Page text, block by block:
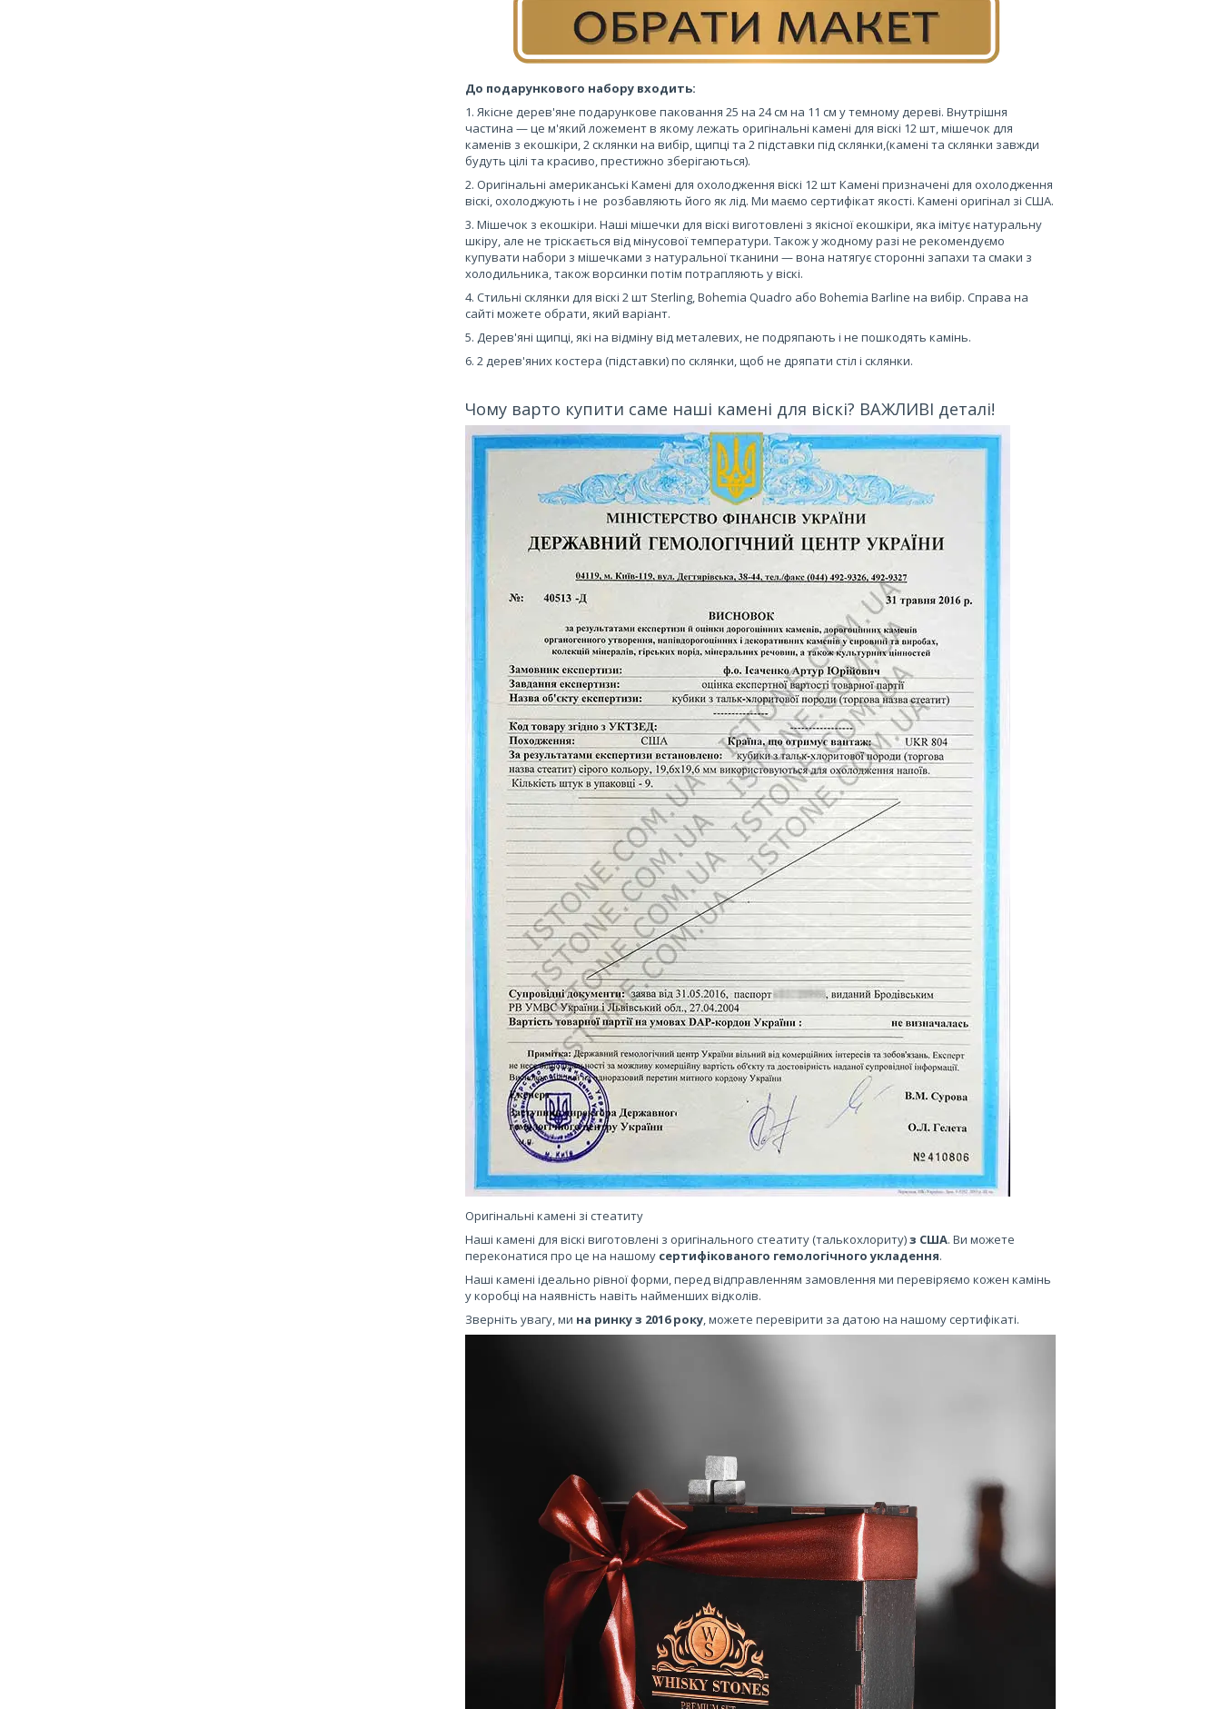
До подарункового набору входить:
1. Якісне дерев'яне подарункове паковання 25 на 24 см на 11 см у темному дереві. Внутрішня
частина — це м'який ложемент в якому лежать оригінальні камені для віскі 12 шт, мішечок для
каменів з екошкіри, 2 склянки на вибір, щипці та 2 підставки під склянки,(камені та склянки завжди
будуть цілі та красиво, престижно зберігаються).
2. Оригінальні американські Камені для охолодження віскі 12 шт Камені призначені для охолодження
віскі, охолоджують і не розбавляють його як лід. Ми маємо сертифікат якості. Камені оригінал зі США.
3. Мішечок з екошкіри. Наші мішечки для віскі виготовлені з якісної екошкіри, яка імітує натуральну
шкіру, але не тріскається від мінусової температури. Також у жодному разі не рекомендуємо
купувати набори з мішечками з натуральної тканини — вона натягує сторонні запахи та смаки з
холодильника, також ворсинки потім потрапляють у віскі.
4. Стильні склянки для віскі 2 шт Sterling, Bohemia Quadro або Bohemia Barline на вибір. Справа на
сайті можете обрати, який варіант.
5. Дерев'яні щипці, які на відміну від металевих, не подряпають і не пошкодять камінь.
6. 2 дерев'яних костера (підставки) по склянки, щоб не дряпати стіл і склянки.
Чому варто купити саме наші камені для віскі? ВАЖЛИВІ деталі!
Оригінальні камені зі стеатиту
Наші камені для віскі виготовлені з оригінального стеатиту (талькохлориту)з США. Ви можете
переконатися про це на нашому сертифікованого гемологічного укладення.
Наші камені ідеально рівної форми, перед відправленням замовлення ми перевіряємо кожен камінь
у коробці на наявність навіть найменших відколів.
Зверніть увагу, ми на ринку з 2016 року, можете перевірити за датою на нашому сертифікаті.